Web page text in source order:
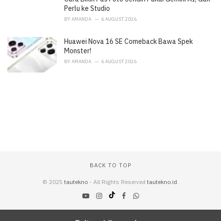
Perlu ke Studio
BY AMANDA 6 AUGUST 2026
Huawei Nova 16 SE Comeback Bawa Spek
Monster!
BY AMANDA 6 AUGUST 2026
BACK TO TOP
© 2025 tautekno - All Rights Reserved tautekno.id